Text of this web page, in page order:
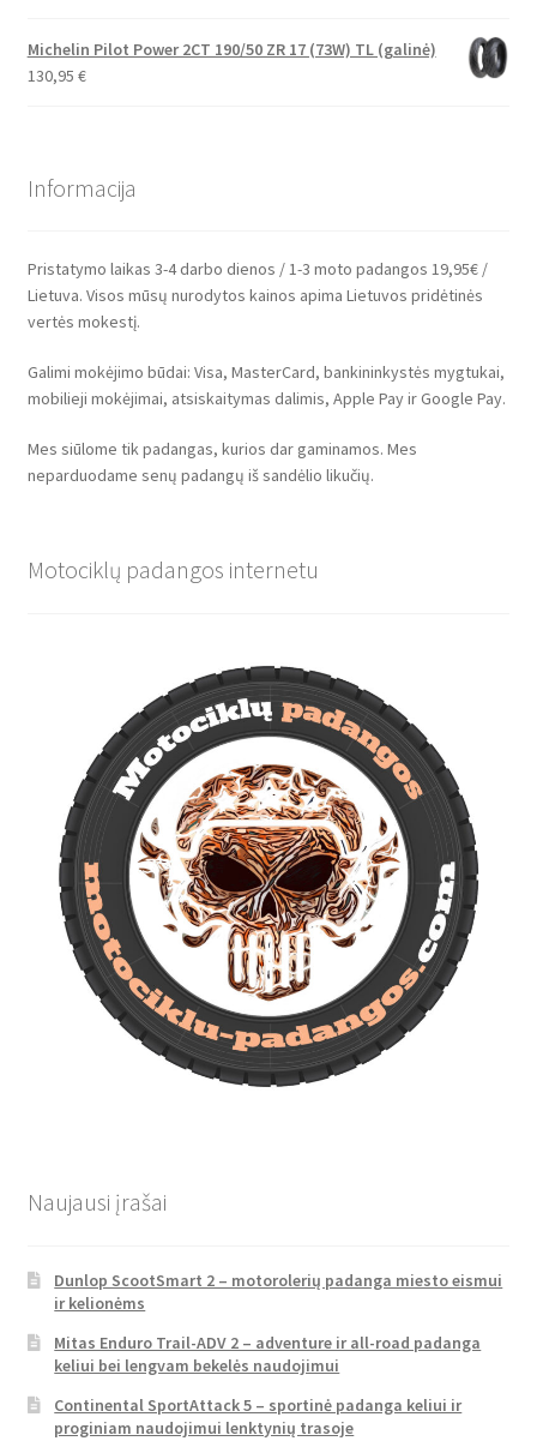
Michelin Pilot Power 2CT 190/50 ZR 17 (73W) TL (galinė)
130,95 €
Informacija
Pristatymo laikas 3-4 darbo dienos / 1-3 moto padangos 19,95€ /
Lietuva. Visos mūsų nurodytos kainos apima Lietuvos pridėtinės
vertės mokestį.
Galimi mokėjimo būdai: Visa, MasterCard, bankininkystės mygtukai,
mobilieji mokėjimai, atsiskaitymas dalimis, Apple Pay ir Google Pay.
Mes siūlome tik padangas, kurios dar gaminamos. Mes
neparduodame senų padangų iš sandėlio likučių.
Motociklų padangos internetu
Naujausi įrašai
Dunlop ScootSmart 2 – motorolerių padanga miesto eismui
ir kelionėms
Mitas Enduro Trail-ADV 2 – adventure ir all-road padanga
keliui bei lengvam bekelės naudojimui
Continental SportAttack 5 – sportinė padanga keliui ir
proginiam naudojimui lenktynių trasoje